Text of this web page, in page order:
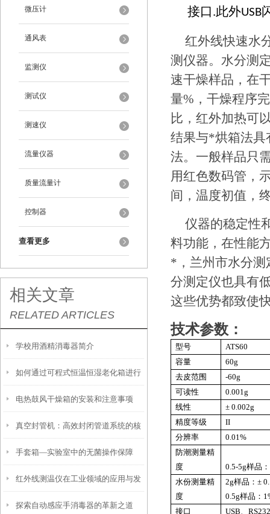
微压计
通风表
监测仪
测试仪
测速仪
流量仪器
质量流量计
控制器
查看更多
相关文章
RELATED ARTICLES
学校用酒精消毒器简介
如何通过可程式恒温恒湿老化箱进行
精确的环境测试
电热鼓风干燥箱的安装和注意事项
真空封管机：高效封闭管道系统的核
心设备
手套箱—实验室中的无菌操作保障
红外线测温仪在工业领域的应用与发
展前景
探索自动感应手消毒器的革新之道
接口.此外
红外线快速水
测仪器。水分测
速干燥样品，在
量%，干燥程序
比，红外加热可
结果与*烘箱法具
法。一般样品只
用红色数码管，
间，温度初值，
仪器的稳定性
料功能，在性能
*，兰州市水分测
分测定仪也具有
这些优势都致使
技术参数：
型号
ATS60
容量
60g
去皮范围
-60g
可读性
0.001g
线性
± 0.002g
精度等级
II
分辨率
0.01%
防潮测量精
度
0.5-5g样品
水份测量精
度
2g样品：±
0.5g样品：
接口
USB、